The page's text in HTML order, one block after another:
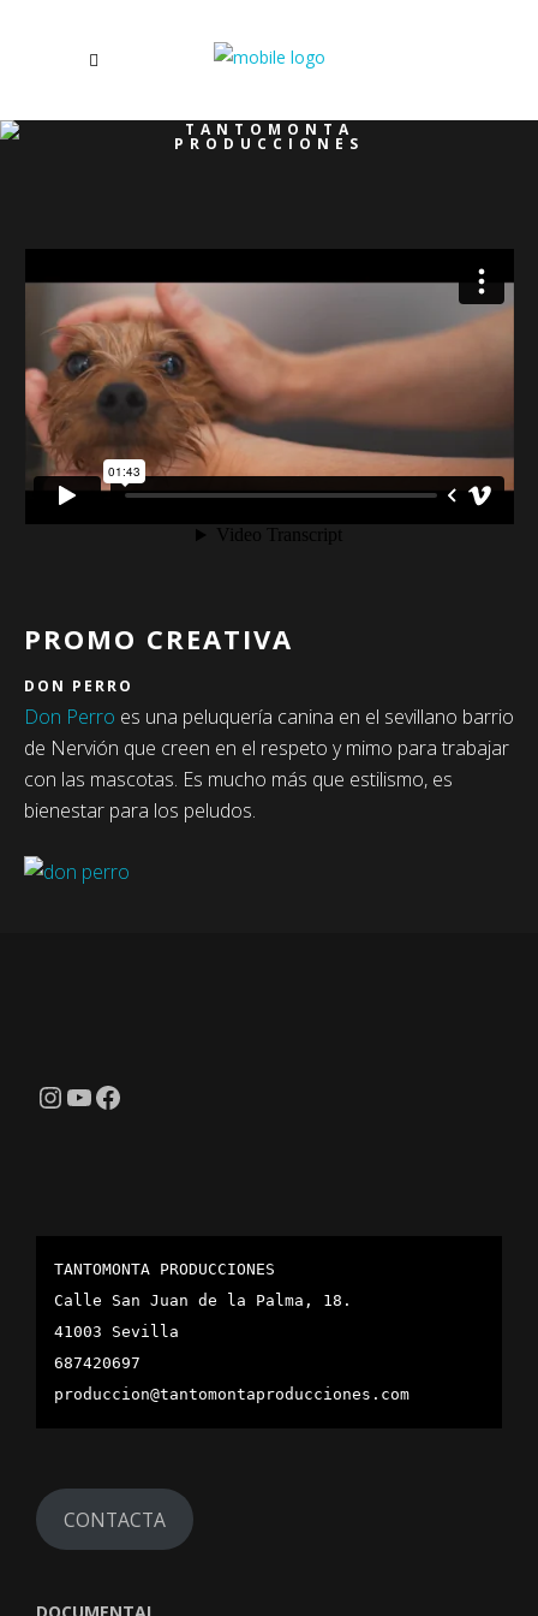
TANTOMONTA
PRODUCCIONES
PROMO CREATIVA
DON PERRO
Don Perro es una peluquería canina en el sevillano barrio
de Nervión que creen en el respeto y mimo para trabajar
con las mascotas. Es mucho más que estilismo, es
bienestar para los peludos.
Instagram
YouTube
Facebook
TANTOMONTA PRODUCCIONES
Calle San Juan de la Palma, 18.
41003 Sevilla
687420697
produccion@tantomontaproducciones.com
CONTACTA